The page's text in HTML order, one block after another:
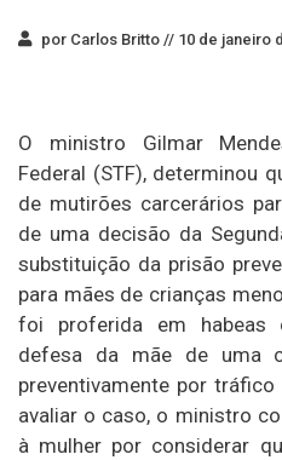
por Carlos Britto // 10 de janeiro
O ministro Gilmar
Federal (STF), determinou
de mutirões carcerários
de uma decisão da
substituição da prisão
para mães de crianças
foi proferida em habeas
defesa da mãe de uma
preventivamente por
avaliar o caso, o ministro
à mulher por considerar